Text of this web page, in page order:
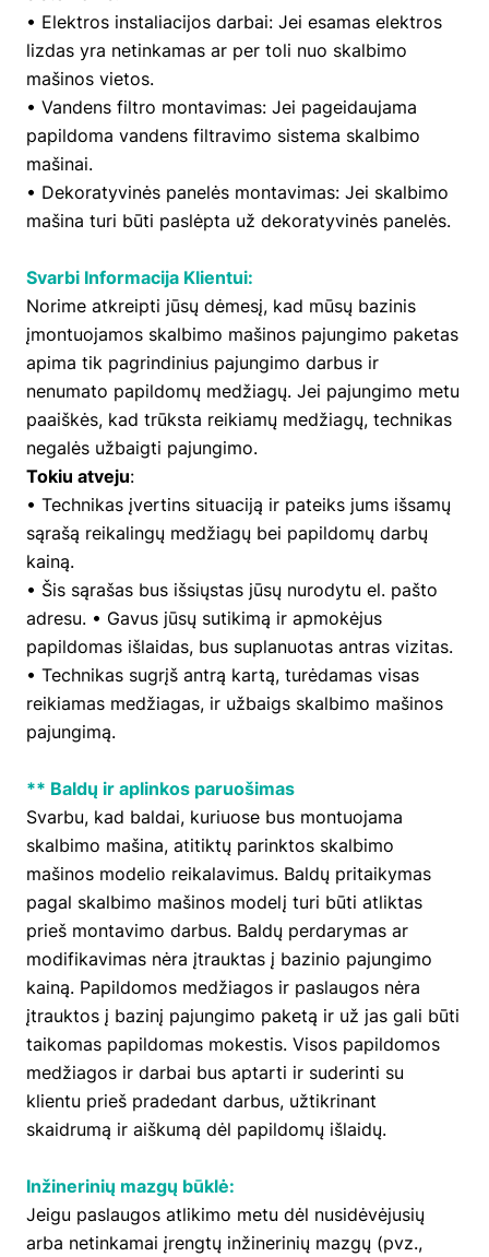
• Elektros instaliacijos darbai: Jei esamas elektros
lizdas yra netinkamas ar per toli nuo skalbimo
mašinos vietos.
• Vandens filtro montavimas: Jei pageidaujama
papildoma vandens filtravimo sistema skalbimo
mašinai.
• Dekoratyvinės panelės montavimas: Jei skalbimo
mašina turi būti paslėpta už dekoratyvinės panelės.
Svarbi Informacija Klientui:
Norime atkreipti jūsų dėmesį, kad mūsų bazinis
įmontuojamos skalbimo mašinos pajungimo paketas
apima tik pagrindinius pajungimo darbus ir
nenumato papildomų medžiagų. Jei pajungimo metu
paaiškės, kad trūksta reikiamų medžiagų, technikas
negalės užbaigti pajungimo.
Tokiu atveju:
• Technikas įvertins situaciją ir pateiks jums išsamų
sąrašą reikalingų medžiagų bei papildomų darbų
kainą.
• Šis sąrašas bus išsiųstas jūsų nurodytu el. pašto
adresu. • Gavus jūsų sutikimą ir apmokėjus
papildomas išlaidas, bus suplanuotas antras vizitas.
• Technikas sugrįš antrą kartą, turėdamas visas
reikiamas medžiagas, ir užbaigs skalbimo mašinos
pajungimą.
** Baldų ir aplinkos paruošimas
Svarbu, kad baldai, kuriuose bus montuojama
skalbimo mašina, atitiktų parinktos skalbimo
mašinos modelio reikalavimus. Baldų pritaikymas
pagal skalbimo mašinos modelį turi būti atliktas
prieš montavimo darbus. Baldų perdarymas ar
modifikavimas nėra įtrauktas į bazinio pajungimo
kainą. Papildomos medžiagos ir paslaugos nėra
įtrauktos į bazinį pajungimo paketą ir už jas gali būti
taikomas papildomas mokestis. Visos papildomos
medžiagos ir darbai bus aptarti ir suderinti su
klientu prieš pradedant darbus, užtikrinant
skaidrumą ir aiškumą dėl papildomų išlaidų.
Inžinerinių mazgų būklė:
Jeigu paslaugos atlikimo metu dėl nusidėvėjusių
arba netinkamai įrengtų inžinerinių mazgų (pvz.,